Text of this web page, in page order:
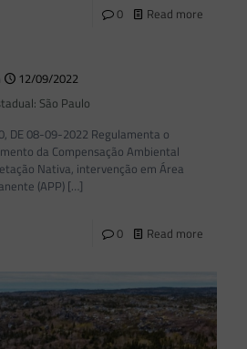
0 Read more
12/09/2022
São Paulo
DE 08-09-2022 Regulamenta o
da Compensação Ambiental
Nativa, intervenção em Área
(APP) […]
0 Read more